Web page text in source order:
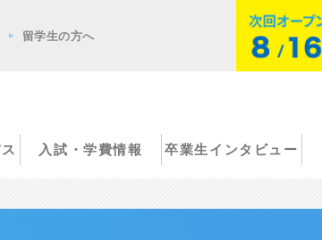
留学生の方へ
入試・学費情報 卒業生インタビュー